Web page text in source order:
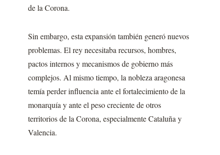
de la Corona.
Sin embargo, esta expansión también generó nuevos
problemas. El rey necesitaba recursos, hombres,
pactos internos y mecanismos de gobierno más
complejos. Al mismo tiempo, la nobleza aragonesa
temía perder influencia ante el fortalecimiento de la
monarquía y ante el peso creciente de otros
territorios de la Corona, especialmente Cataluña y
Valencia.